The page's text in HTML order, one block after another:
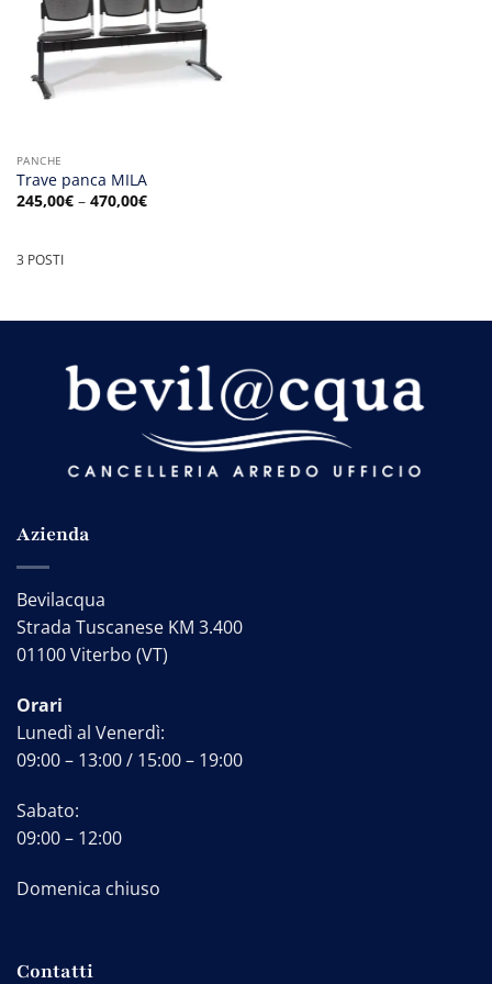
PANCHE
Trave panca MILA
245,00€– 470,00€
3 POSTI
Azienda
Bevilacqua
Strada Tuscanese KM 3.400
01100 Viterbo (VT)
Orari
Lunedì al Venerdì:
09:00 – 13:00 / 15:00 – 19:00
Sabato:
09:00 – 12:00
Domenica chiuso
Contatti